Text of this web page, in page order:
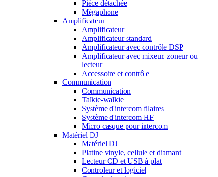
Pièce détachée
Mégaphone
Amplificateur
Amplificateur
Amplificateur standard
Amplificateur avec contrôle DSP
Amplificateur avec mixeur, zoneur ou
lecteur
Accessoire et contrôle
Communication
Communication
Talkie-walkie
Système d'intercom filaires
Système d'intercom HF
Micro casque pour intercom
Matériel DJ
Matériel DJ
Platine vinyle, cellule et diamant
Lecteur CD et USB à plat
Controleur et logiciel